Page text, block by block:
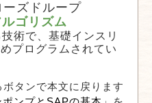
ーズドループ
ルゴリズム
術で、基礎インスリ
プログラムされてい
ボタンで本文に戻ります